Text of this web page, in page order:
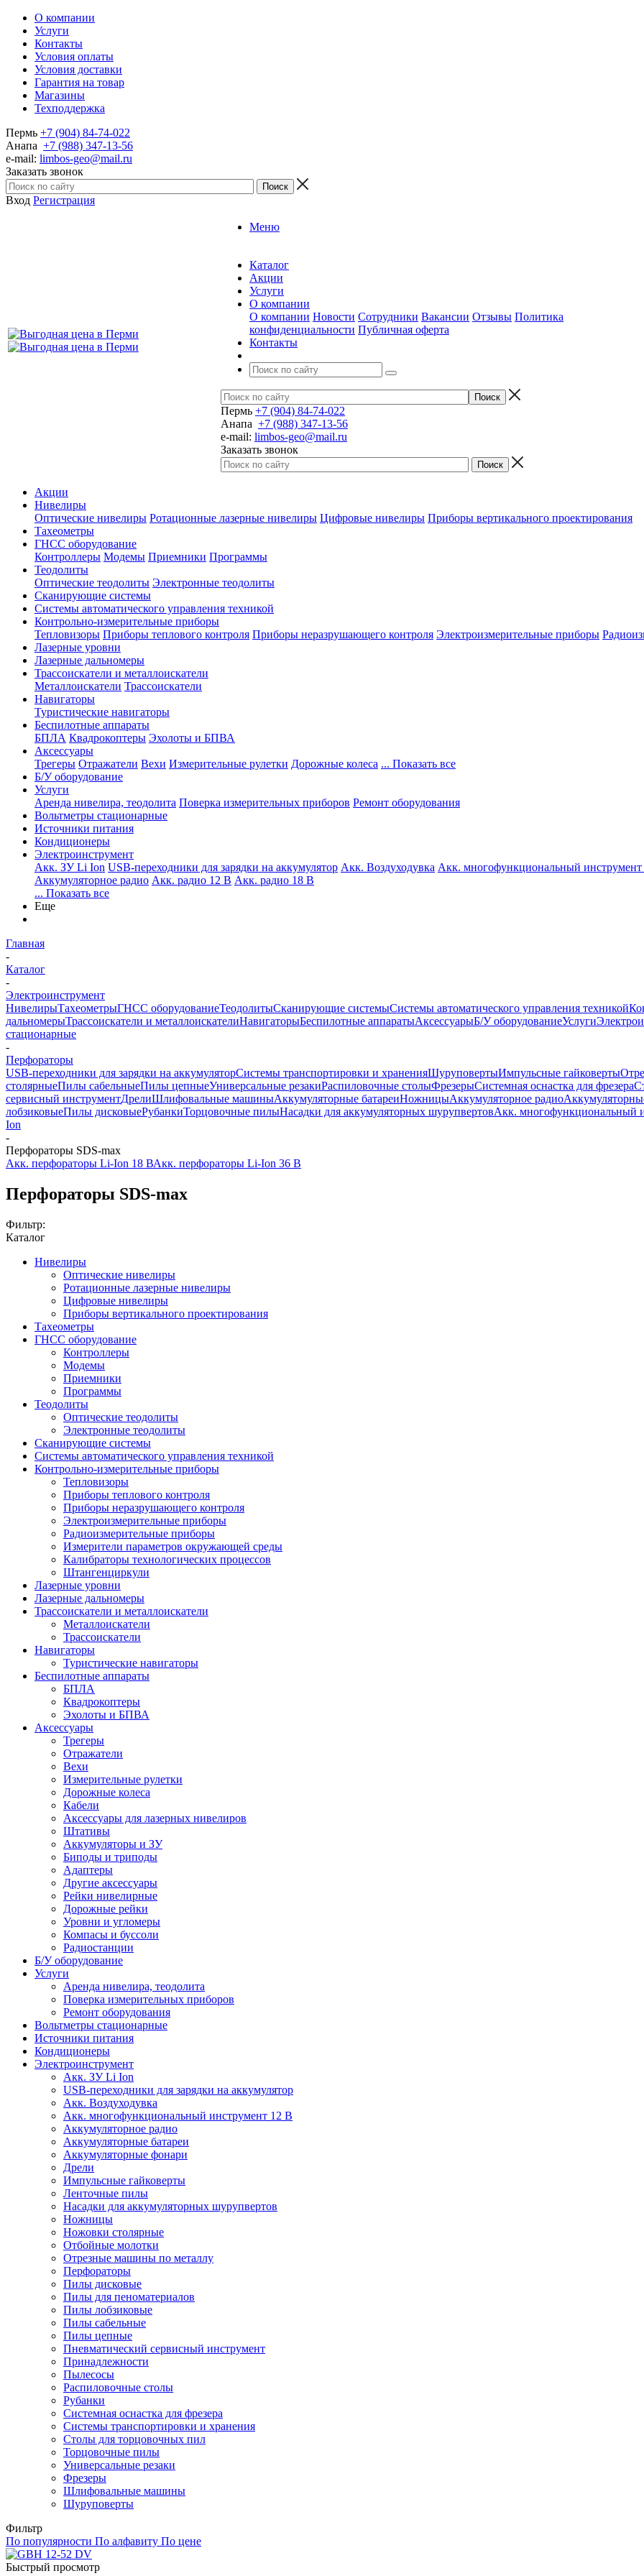
О компании
Услуги
Контакты
Условия оплаты
Условия доставки
Гарантия на товар
Магазины
Техподдержка
Пермь +7 (904) 84-74-022
Анапа +7 (988) 347-13-56
e-mail: limbos-geo@mail.ru
Заказать звонок
Вход Регистрация
Меню
Каталог
Акции
Услуги
О компании
О компании Новости Сотрудники Вакансии Отзывы Политика
конфиденциальности Публичная оферта
Контакты
Пермь +7 (904) 84-74-022
Анапа +7 (988) 347-13-56
e-mail: limbos-geo@mail.ru
Заказать звонок
Акции
Нивелиры
Оптические нивелиры Ротационные лазерные нивелиры Цифровые нивелиры Приборы вертикального проектирования
Тахеометры
ГНСС оборудование
Контроллеры Модемы Приемники Программы
Теодолиты
Оптические теодолиты Электронные теодолиты
Сканирующие системы
Системы автоматического управления техникой
Контрольно-измерительные приборы
Тепловизоры Приборы теплового контроля Приборы неразрушающего контроля Электроизмерительные приборы
Лазерные уровни
Лазерные дальномеры
Трассоискатели и металлоискатели
Металлоискатели Трассоискатели
Навигаторы
Туристические навигаторы
Беспилотные аппараты
БПЛА Квадрокоптеры Эхолоты и БПВА
Аксессуары
Трегеры Отражатели Вехи Измерительные рулетки Дорожные колеса ... Показать все
Б/У оборудование
Услуги
Аренда нивелира, теодолита Поверка измерительных приборов Ремонт оборудования
Вольтметры стационарные
Источники питания
Кондиционеры
Электроинструмент
Aкк. ЗУ Li Ion USB-переходники для зарядки на аккумулятор Акк. Воздуходувка Акк. многофункциональный
Аккумуляторное радио Акк. радио 12 В Акк. радио 18 В
... Показать все
Еще
Главная
-
Каталог
-
Электроинструмент
НивелирыТахеометрыГНСС оборудованиеТеодолитыСканирующие системыСистемы автоматического управления техникой
дальномерыТрассоискатели и металлоискателиНавигаторыБеспилотные аппаратыАксессуарыБ/У оборудованиеУслуги
стационарные
-
Перфораторы
USB-переходники для зарядки на аккумуляторСистемы транспортировки и храненияШуруповертыИмпульсные гайковерты
столярныеПилы сабельныеПилы цепныеУниверсальные резакиРаспиловочные столыФрезерыСистемная оснастка для фрезера
сервисный инструментДрелиШлифовальные машиныАккумуляторные батареиНожницыАккумуляторное радио
лобзиковыеПилы дисковыеРубанкиТорцовочные пилыНасадки для аккумуляторных шурупвертовАкк. многофункциональный
Ion
-
Перфораторы SDS-max
Акк. перфораторы Li-Ion 18 ВАкк. перфораторы Li-Ion 36 В
Перфораторы SDS-max
Фильтр:
Каталог
Нивелиры
Оптические нивелиры
Ротационные лазерные нивелиры
Цифровые нивелиры
Приборы вертикального проектирования
Тахеометры
ГНСС оборудование
Контроллеры
Модемы
Приемники
Программы
Теодолиты
Оптические теодолиты
Электронные теодолиты
Сканирующие системы
Системы автоматического управления техникой
Контрольно-измерительные приборы
Тепловизоры
Приборы теплового контроля
Приборы неразрушающего контроля
Электроизмерительные приборы
Радиоизмерительные приборы
Измерители параметров окружающей среды
Калибраторы технологических процессов
Штангенциркули
Лазерные уровни
Лазерные дальномеры
Трассоискатели и металлоискатели
Металлоискатели
Трассоискатели
Навигаторы
Туристические навигаторы
Беспилотные аппараты
БПЛА
Квадрокоптеры
Эхолоты и БПВА
Аксессуары
Трегеры
Отражатели
Вехи
Измерительные рулетки
Дорожные колеса
Кабели
Аксессуары для лазерных нивелиров
Штативы
Аккумуляторы и ЗУ
Биподы и триподы
Адаптеры
Другие аксессуары
Рейки нивелирные
Дорожные рейки
Уровни и угломеры
Компасы и буссоли
Радиостанции
Б/У оборудование
Услуги
Аренда нивелира, теодолита
Поверка измерительных приборов
Ремонт оборудования
Вольтметры стационарные
Источники питания
Кондиционеры
Электроинструмент
Aкк. ЗУ Li Ion
USB-переходники для зарядки на аккумулятор
Акк. Воздуходувка
Акк. многофункциональный инструмент 12 В
Аккумуляторное радио
Аккумуляторные батареи
Аккумуляторные фонари
Дрели
Импульсные гайковерты
Ленточные пилы
Насадки для аккумуляторных шурупвертов
Ножницы
Ножовки столярные
Отбойные молотки
Отрезные машины по металлу
Перфораторы
Пилы дисковые
Пилы для пеноматериалов
Пилы лобзиковые
Пилы сабельные
Пилы цепные
Пневматический сервисный инструмент
Принадлежности
Пылесосы
Распиловочные столы
Рубанки
Системная оснастка для фрезера
Системы транспортировки и хранения
Столы для торцовочных пил
Торцовочные пилы
Универсальные резаки
Фрезеры
Шлифовальные машины
Шуруповерты
Фильтр
По популярности По алфавиту По цене
Быстрый просмотр